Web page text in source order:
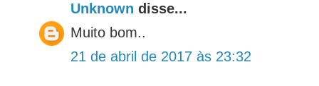
Unknown disse...
Muito bom..
21 de abril de 2017 às 23:32